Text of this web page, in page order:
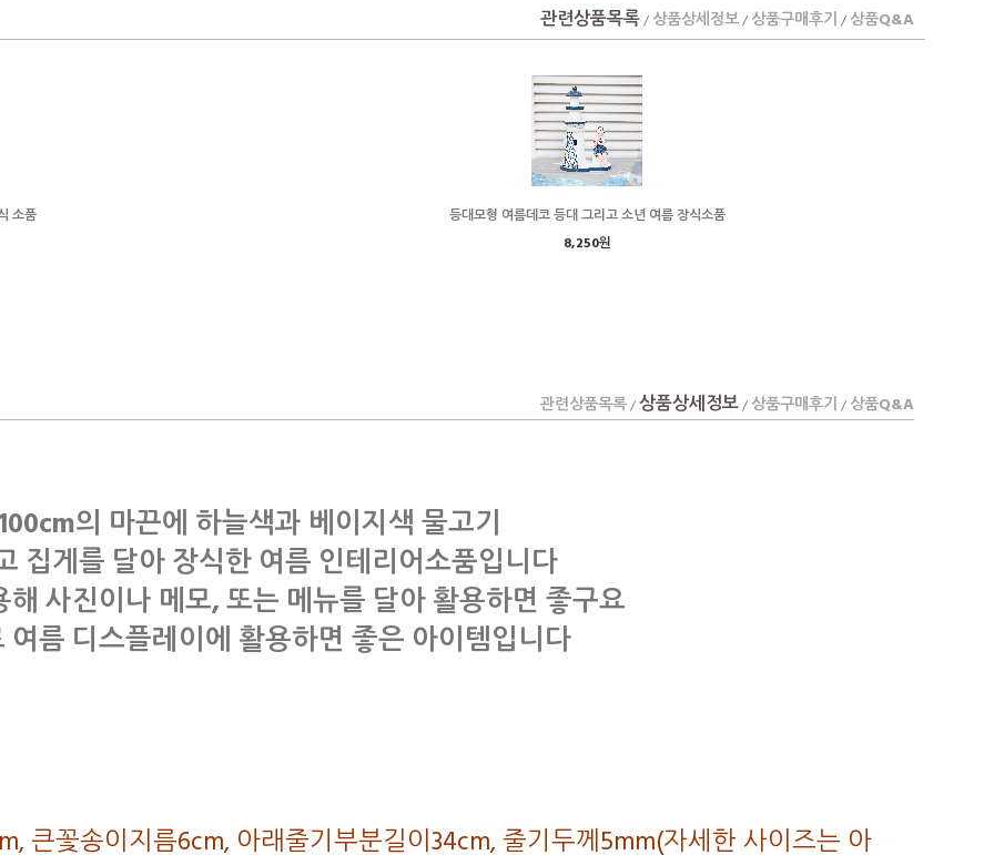
관련상품목록/ 상품상세정보/ 상품구매후기 / 상품Q&A
소품
등대모형 여름데코 등대 그리고 소년 여름 장식소품
8,250원
관련상품목록/상품상세정보/ 상품구매후기 / 상품Q&A
의 마끈에 하늘색과 베이지색 물고기
집게를 달아 장식한 여름 인테리어소품입니다
해 사진이나 메모, 또는 메뉴를 달아 활용하면 좋구요
여름 디스플레이에 활용하면 좋은 아이템입니다
큰꽃송이지름6cm, 아래줄기부분길이34cm, 줄기두께5mm(자세한 사이즈는 아